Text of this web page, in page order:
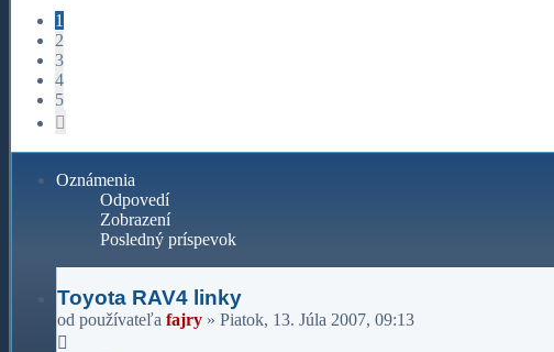
1
2
3
4
5
Oznámenia
Odpovedí
Zobrazení
Posledný príspevok
Toyota RAV4 linky
od používateľa fajry » Piatok, 13. Júla 2007, 09:13